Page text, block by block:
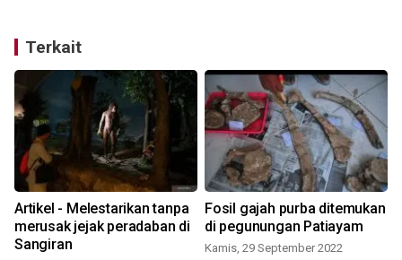
Terkait
Artikel - Melestarikan tanpa
merusak jejak peradaban di
Sangiran
Fosil gajah purba ditemukan
di pegunungan Patiayam
Kamis, 29 September 2022